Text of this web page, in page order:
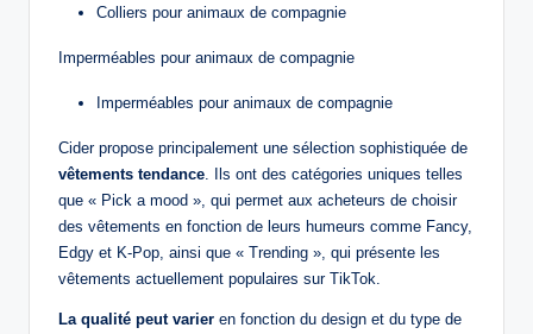
Colliers pour animaux de compagnie
Imperméables pour animaux de compagnie
Imperméables pour animaux de compagnie
Cider propose principalement une sélection sophistiquée de
vêtements tendance . Ils ont des catégories uniques telles
que « Pick a mood », qui permet aux acheteurs de choisir
des vêtements en fonction de leurs humeurs comme Fancy,
Edgy et K-Pop, ainsi que « Trending », qui présente les
vêtements actuellement populaires sur TikTok.
La qualité peut varier en fonction du design et du type de